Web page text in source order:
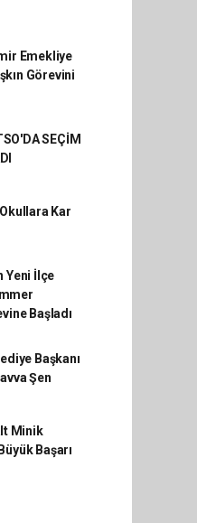
Emekliye
Görevini
SEÇİM
Kar
Yeni İlçe
Başladı
Başkanı
Şen
Minik
Başarı